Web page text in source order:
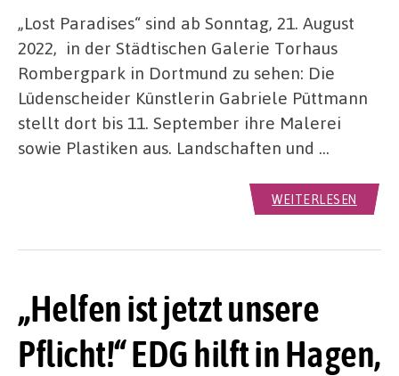
„Lost Paradises“ sind ab Sonntag, 21. August
2022, in der Städtischen Galerie Torhaus
Rombergpark in Dortmund zu sehen: Die
Lüdenscheider Künstlerin Gabriele Püttmann
stellt dort bis 11. September ihre Malerei
sowie Plastiken aus. Landschaften und …
WEITERLESEN
„Helfen ist jetzt unsere
Pflicht!“ EDG hilft in Hagen,